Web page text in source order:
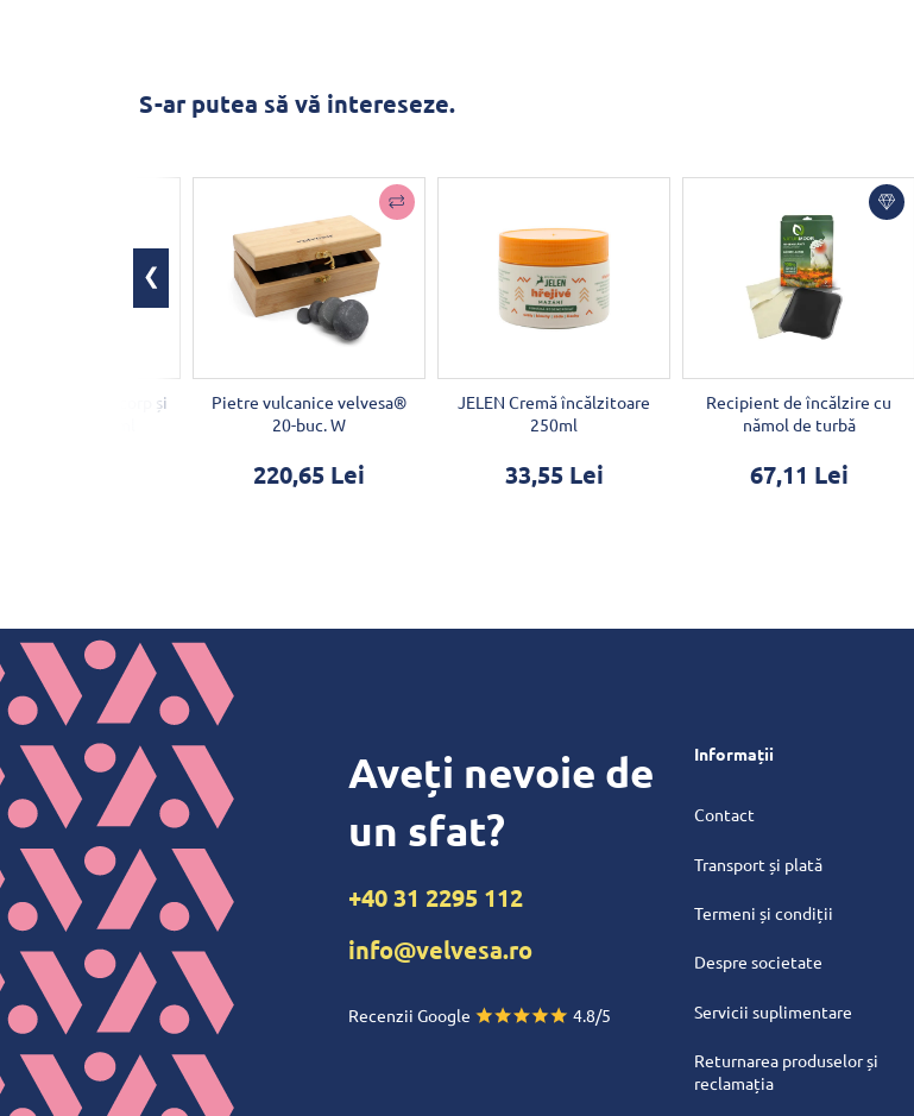
S-ar putea să vă intereseze.
masaj pentru corp și
Pietre vulcanice velvesa®
20-buc. W
220,65 Lei
JELEN Cremă încălzitoare
250ml
33,55 Lei
Recipient de încălzire cu
nămol de turbă
67,11 Lei
Aveți nevoie de
un sfat?
+40 31 2295 112
info@velvesa.ro
Recenzii Google 4.8/5
Informații
Contact
Transport și plată
Termeni și condiții
Despre societate
Servicii suplimentare
Returnarea produselor și
reclamația